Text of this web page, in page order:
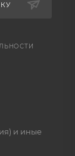
и иные